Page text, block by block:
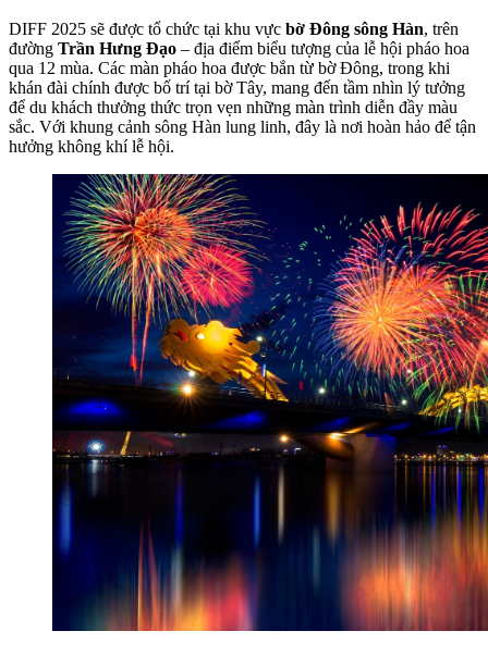
DIFF 2025 sẽ được tổ chức tại khu vực bờ Đông sông Hàn, trên
đường Trần Hưng Đạo – địa điểm biểu tượng của lễ hội pháo hoa
qua 12 mùa. Các màn pháo hoa được bắn từ bờ Đông, trong khi
khán đài chính được bố trí tại bờ Tây, mang đến tầm nhìn lý tưởng
để du khách thưởng thức trọn vẹn những màn trình diễn đầy màu
sắc. Với khung cảnh sông Hàn lung linh, đây là nơi hoàn hảo để tận
hưởng không khí lễ hội.